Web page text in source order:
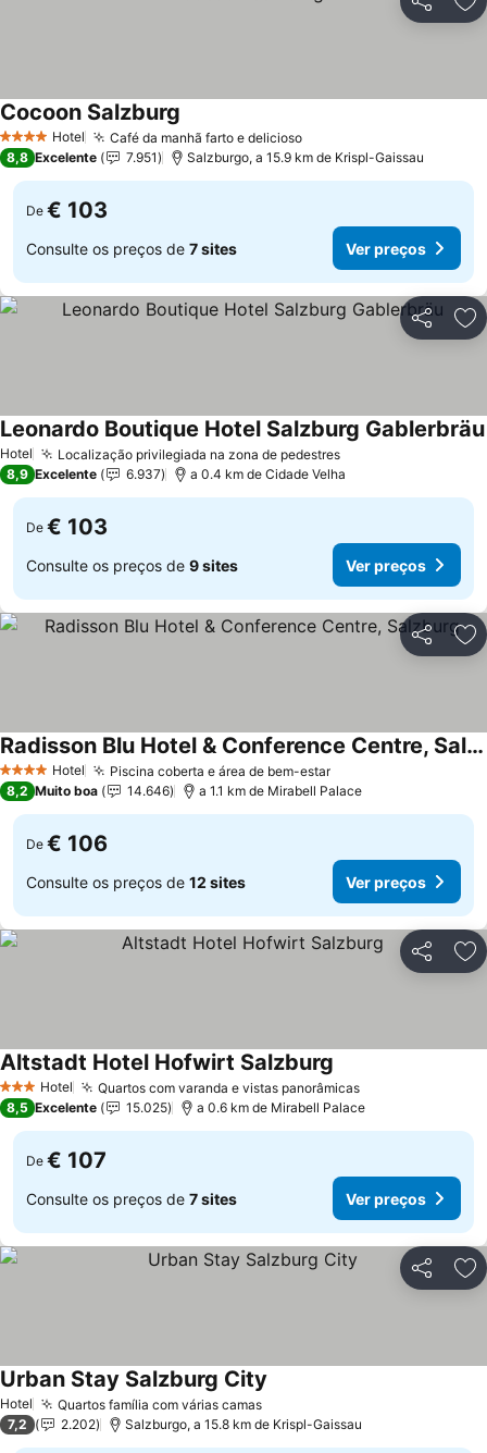
Partilhar
4 EstrelasHotel Café da manhã farto e deliciosoVer preços
Cocoon Salzburg
8,8 Excelente 7.951 Salzburgo, a 15.9 km de Krispl-Gaissau
De € 103
Consulte os preços de 7 sites Ver preços
Partilhar
Hotel Localização privilegiada na zona de pedestresVer preços
Leonardo Boutique Hotel Salzburg Gablerbräu
8,9 Excelente 6.937 a 0.4 km de Cidade Velha
De € 103
Consulte os preços de 9 sites Ver preços
Partilhar
4 EstrelasHotel Piscina coberta e área de bem-estarVer preços
Radisson Blu Hotel & Conference Centre, Salzburg
Ver preços
8,2 Muito boa 14.646 a 1.1 km de Mirabell Palace
De € 106
Consulte os preços de 12 sites Ver preços
Partilhar
3 EstrelasHotel Quartos com varanda e vistas panorâmicasVer preços
Altstadt Hotel Hofwirt Salzburg
8,5 Excelente 15.025 a 0.6 km de Mirabell Palace
De € 107
Consulte os preços de 7 sites Ver preços
Partilhar
Hotel Quartos família com várias camasVer preços
Urban Stay Salzburg City
7,2 2.202 Salzburgo, a 15.8 km de Krispl-Gaissau